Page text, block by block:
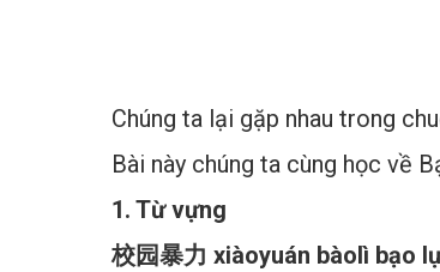
Chúng ta lại gặp nhau trong
Bài này chúng ta cùng học về
1. Từ vựng
校园暴力 xiàoyuán bàolì bạo